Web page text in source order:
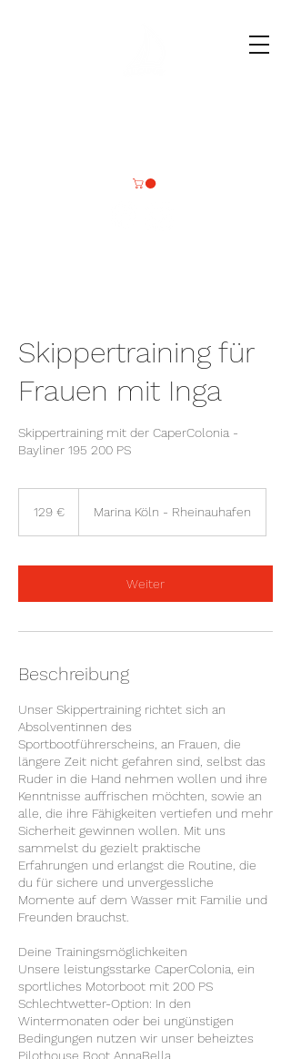
Skippertraining für
Frauen mit Inga
Skippertraining mit der CaperColonia -
Bayliner 195 200 PS
129 € Marina Köln - Rheinauhafen
Weiter
Beschreibung
Unser Skippertraining richtet sich an
Absolventinnen des
Sportbootführerscheins, an Frauen, die
längere Zeit nicht gefahren sind, selbst das
Ruder in die Hand nehmen wollen und ihre
Kenntnisse auffrischen möchten, sowie an
alle, die ihre Fähigkeiten vertiefen und mehr
Sicherheit gewinnen wollen. Mit uns
sammelst du gezielt praktische
Erfahrungen und erlangst die Routine, die
du für sichere und unvergessliche
Momente auf dem Wasser mit Familie und
Freunden brauchst.
Deine Trainingsmöglichkeiten
Unsere leistungsstarke CaperColonia, ein
sportliches Motorboot mit 200 PS
Schlechtwetter-Option: In den
Wintermonaten oder bei ungünstigen
Bedingungen nutzen wir unser beheiztes
Pilothouse Boot AnnaBella